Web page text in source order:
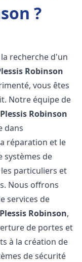
?
recherche d'un
Robinson
vous êtes
Notre équipe de
Robinson
dans
réparation et le
systèmes de
particuliers et
Nous offrons
services de
Robinson,
de portes et
à la création de
de sécurité